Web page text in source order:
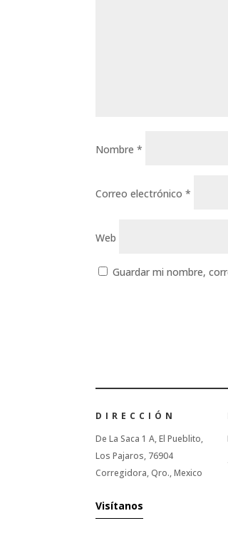
Nombre*
Correo electrónico*
Web
Guardar mi nombre,
DIRECCIÓN
De La Saca 1 A, El Pueblito,
Los Pajaros, 76904
Corregidora, Qro., Mexico
Visítanos